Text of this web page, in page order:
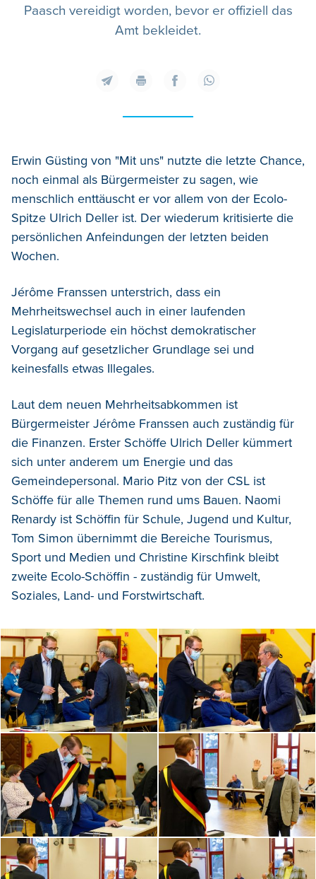
Paasch vereidigt worden, bevor er offiziell das
Amt bekleidet.
Erwin Güsting von "Mit uns" nutzte die letzte Chance,
noch einmal als Bürgermeister zu sagen, wie
menschlich enttäuscht er vor allem von der Ecolo-
Spitze Ulrich Deller ist. Der wiederum kritisierte die
persönlichen Anfeindungen der letzten beiden
Wochen.
Jérôme Franssen unterstrich, dass ein
Mehrheitswechsel auch in einer laufenden
Legislaturperiode ein höchst demokratischer
Vorgang auf gesetzlicher Grundlage sei und
keinesfalls etwas Illegales.
Laut dem neuen Mehrheitsabkommen ist
Bürgermeister Jérôme Franssen auch zuständig für
die Finanzen. Erster Schöffe Ulrich Deller kümmert
sich unter anderem um Energie und das
Gemeindepersonal. Mario Pitz von der CSL ist
Schöffe für alle Themen rund ums Bauen. Naomi
Renardy ist Schöffin für Schule, Jugend und Kultur,
Tom Simon übernimmt die Bereiche Tourismus,
Sport und Medien und Christine Kirschfink bleibt
zweite Ecolo-Schöffin - zuständig für Umwelt,
Soziales, Land- und Forstwirtschaft.